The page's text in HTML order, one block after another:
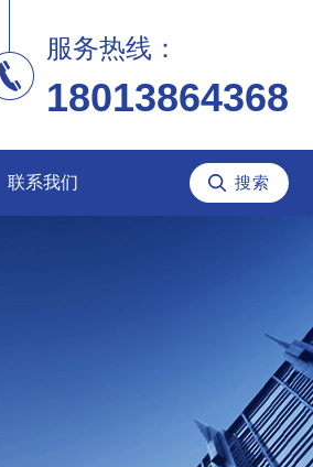
服务热线：
18013864368
联系我们